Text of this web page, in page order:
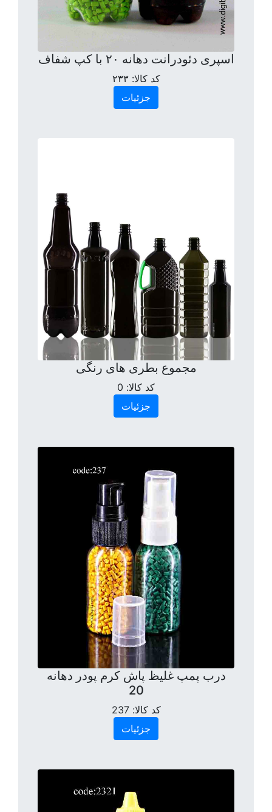
اسپری دئودرانت دهانه ۲۰ با کپ شفاف
کد کالا:۲۳۳
جزئیات
مجموع بطری های رنگی
کد کالا: 0
جزئیات
درب پمپ غلیظ پاش کرم پودر دهانه
20
کد کالا:237
جزئیات